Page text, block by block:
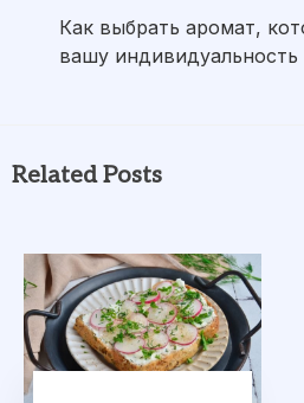
Как выбрать аромат,
вашу индивидуальность
Related Posts